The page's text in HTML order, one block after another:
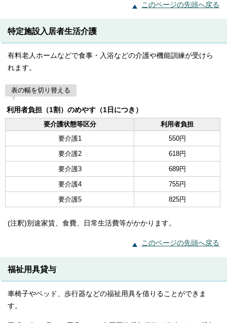
このページの先頭へ戻る
特定施設入居者生活介護
有料老人ホームなどで食事・入浴などの介護や機能訓練が受けら
れます。
表の幅を切り替える
利用者負担（1割）のめやす（1日につき）
要介護状態等区分
利用者負担
要介護1
550円
要介護2
618円
要介護3
689円
要介護4
755円
要介護5
825円
(注釈)別途家賃、食費、日常生活費等がかかります。
このページの先頭へ戻る
福祉用具貸与
車椅子やベッド、歩行器などの福祉用具を借りることができま
す。